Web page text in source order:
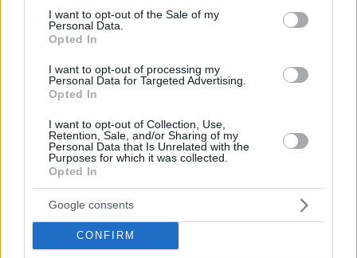
consent section.
I want to opt-out of the Sale of my
Personal Data.
Opted In
I want to opt-out of processing my
Personal Data for Targeted Advertising.
Opted In
I want to opt-out of Collection, Use,
Retention, Sale, and/or Sharing of my
Personal Data that Is Unrelated with the
Purposes for which it was collected.
Opted In
Google consents
CONFIRM
Προηγούμενη
Ελεύθερη Ώρα
Today Free Press